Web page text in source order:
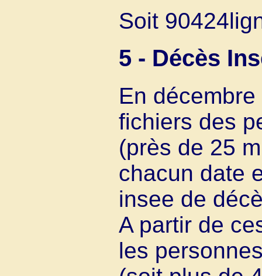
Soit
5 - Décès
En
fichiers des
(près de 25
chacun date
insee de
A partir de
les